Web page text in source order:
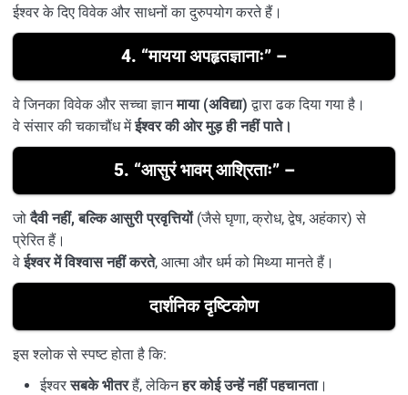
ईश्वर के दिए विवेक और साधनों का दुरुपयोग करते हैं।
4. “मायया अपहृतज्ञानाः” –
वे जिनका विवेक और सच्चा ज्ञानमाया (अविद्या) द्वारा ढक दिया गया है।
वे संसार की चकाचौंध मेंईश्वर की ओर मुड़ ही नहीं पाते।
5. “आसुरं भावम् आश्रिताः”–
जोदैवी नहीं, बल्कि आसुरी प्रवृत्तियों(जैसे घृणा, क्रोध, द्वेष, अहंकार) से
प्रेरित हैं।
वेईश्वर में विश्वास नहीं करते, आत्मा और धर्म को मिथ्या मानते हैं।
दार्शनिक दृष्टिकोण
इस श्लोक से स्पष्ट होता है कि:
ईश्वरसबके भीतरहैं, लेकिनहर कोई उन्हें नहीं पहचानता।